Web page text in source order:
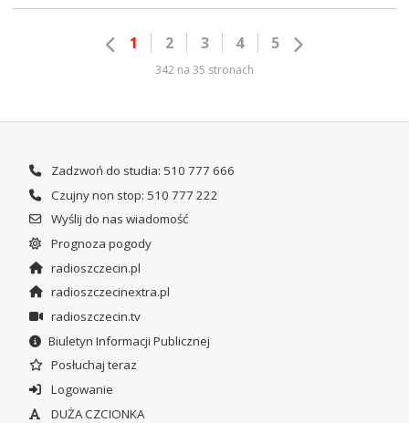
1 2 3 4 5
342 na 35 stronach
Zadzwoń do studia: 510 777 666
Czujny non stop: 510 777 222
Wyślij do nas wiadomość
Prognoza pogody
radioszczecin.pl
radioszczecinextra.pl
radioszczecin.tv
Biuletyn Informacji Publicznej
Posłuchaj teraz
Logowanie
DUŻA CZCIONKA